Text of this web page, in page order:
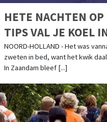
HETE NACHTEN
TIPS VAL JE KOEL
NOORD-HOLLAND - Het was
zweten in bed, want het kwik
In Zaandam bleef [...]